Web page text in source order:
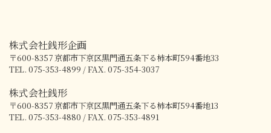
株式会社銭形企画
〒600-8357京都市下京区黒門通五条下る柿本町594番地33
TEL. 075-353-4899 / FAX. 075-354-3037
株式会社銭形
〒600-8357京都市下京区黒門通五条下る柿本町594番地13
TEL. 075-353-4880 / FAX. 075-353-4891